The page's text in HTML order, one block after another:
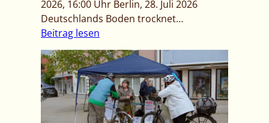
m
i
t
t
e
i
l
u
2026, 16:00 Uhr Berlin, 28. Juli 2026
Deutschlands Boden trocknet…
Beitrag lesen
P
r
e
s
s
e